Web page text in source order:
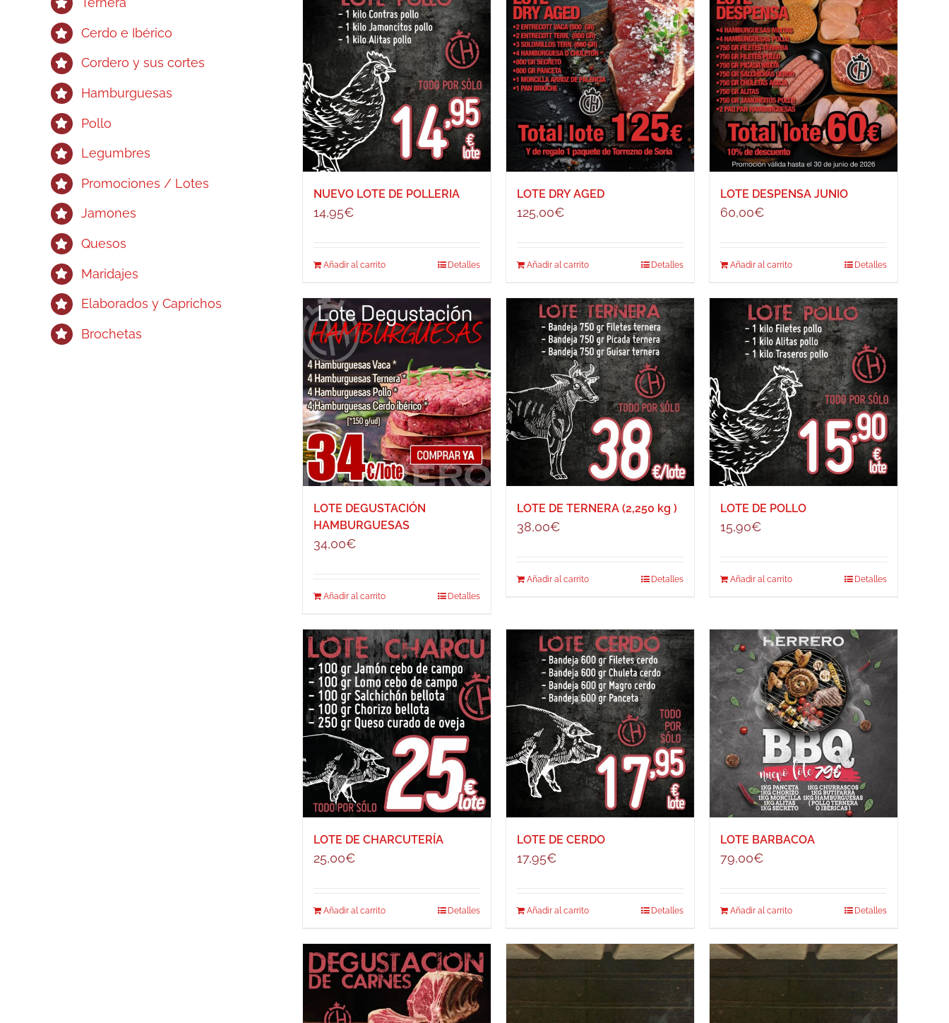
NUEVO LOTE DE POLLERIA
14,95€
Añadir al carrito Detalles
LOTE DRY AGED
125,00€
Añadir al carrito Detalles
LOTE DESPENSA JUNIO
60,00€
Añadir al carrito Detalles
LOTE DEGUSTACIÓN
HAMBURGUESAS
34,00€
Añadir al carrito Detalles
LOTE DE TERNERA (2,250 kg )
38,00€
Añadir al carrito Detalles
LOTE DE POLLO
15,90€
Añadir al carrito Detalles
LOTE DE CHARCUTERÍA
25,00€
Añadir al carrito Detalles
LOTE DE CERDO
17,95€
Añadir al carrito Detalles
LOTE BARBACOA
79,00€
Añadir al carrito Detalles
Cerdo e Ibérico
Cordero y sus cortes
Hamburguesas
Pollo
Legumbres
Promociones / Lotes
Jamones
Quesos
Maridajes
Elaborados y Caprichos
Brochetas